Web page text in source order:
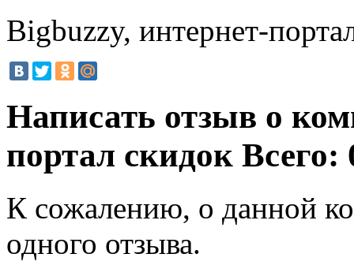
Bigbuzzy, интернет-
Написать отзыв о
портал скидок Всего:
К сожалению, о данной
одного отзыва.